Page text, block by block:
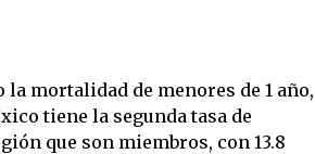
mortalidad de menores de 1 año,
tiene la segunda tasa de
que son miembros, con 13.8